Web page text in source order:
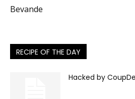
Bevande
RECIPE OF THE DAY
Hacked by